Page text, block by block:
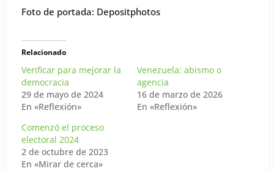
Foto de portada: Depositphotos
Relacionado
Verificar para mejorar la
democracia
29 de mayo de 2024
En «Reflexión»
Venezuela: abismo o
agencia
16 de marzo de 2026
En «Reflexión»
Comenzó el proceso
electoral 2024
2 de octubre de 2023
En «Mirar de cerca»